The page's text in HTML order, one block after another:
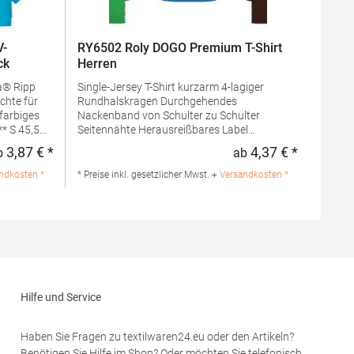
Ripp
für
50%
066-0
Regulärer Preis:
3,87 € *
*
RY6502 Roly DOGO Premium T-Shirt
Herren
Single-Jersey T-Shirt kurzarm 4-lagiger
Rundhalskragen Durchgehendes
Nackenband von Schulter zu Schulter
Seitennähte Herausreißbares Label
g/m²Materialzusammensetzung: 100%
Regulärer
ab 4,37 € *
* Preise inkl. gesetzlicher Mwst. + Versandkosten *
Hilfe und Service
Haben Sie Fragen zu textilwaren24.eu oder den Artikeln?